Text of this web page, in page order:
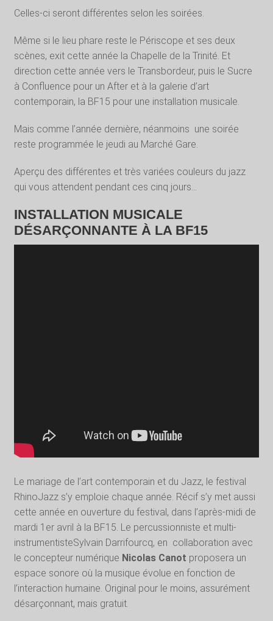
Celles-ci seront différentes selon les soirées.
Même si le lieu phare reste le Périscope et ses deux
scènes, exit cette année la Chapelle de la Trinité. Et
direction cette année vers le Transbordeur, puis le Sucre
à Confluence pour un After et à la galerie d’art
contemporain, la BF15 pour une installation musicale.
Mais comme l’année dernière, néanmoins une soirée
reste programmée le jeudi au Marché Gare.
Aperçu des différentes et très variées couleurs du jazz
qui vous attendent pendant ces cinq jours…
INSTALLATION MUSICALE
DÉSARÇONNANTE À LA BF15
Le mariage de l’art contemporain et du Jazz, le festival
RhinoJazz s’y emploie chaque année. Récif s’y met aussi
cette année en ouverture du festival, dans l’après-midi de
mardi 1er avril à la BF15. Le percussionniste et multi-
instrumentisteSylvain Darrifourcq, en collaboration avec
le concepteur numérique Nicolas Canot proposera un
espace sonore où la musique évolue en fonction de
l’interaction humaine. Original pour le moins, assurément
désarçonnant, mais gratuit.